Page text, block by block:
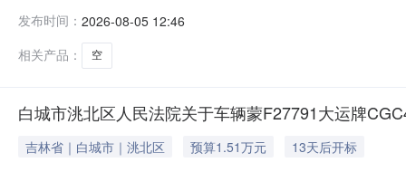
https://sf.taobao.com/court_list.htm），现公告如下：一
发布时间： 2026-08-05 12:46
相关产品：
空
白城市洮北区人民法院关于车辆蒙F27791大运牌
吉林省｜白城市｜洮北区 预算1.51万元
13天后开标